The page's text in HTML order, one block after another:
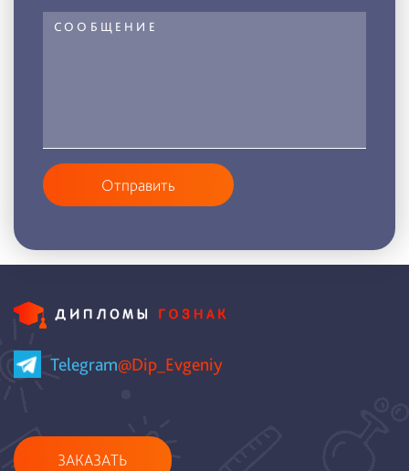
Отправить
Telegram@Dip_Evgeniy
ЗАКАЗАТЬ